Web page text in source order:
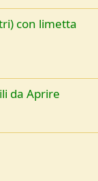
con limetta
da Aprire